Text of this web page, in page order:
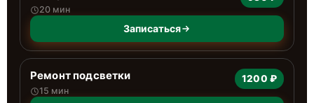
20 мин
Записаться
Ремонт подсветки
15 мин
1200 ₽